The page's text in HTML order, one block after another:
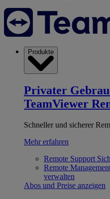
Produkte
Privater
TeamViewer
Schneller und sicherer
Mehr erfahren
Remote Support
Remote
verwalten
Abos und Preise anzeigen